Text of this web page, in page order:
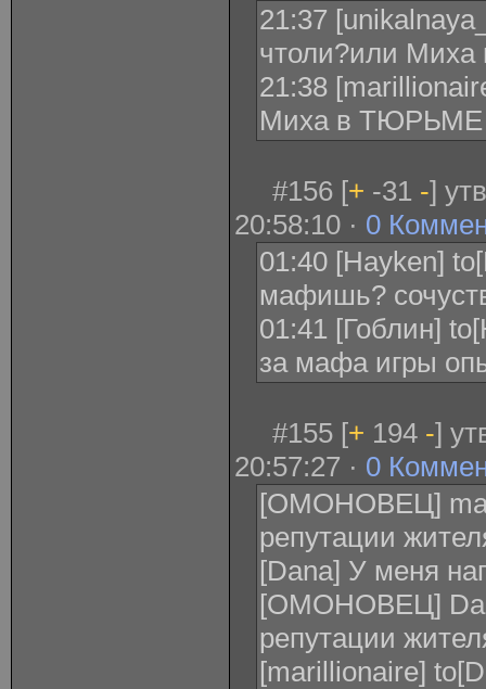
21:37
чтоли?или Миха
21:38
Миха в ТЮРЬМЕ
#156 [+ -31 -]
20:58:10 · 0
01:40 [Hayken]
мафишь?
01:41 [Гоблин]
за мафа игры
#155 [+ 194 -]
20:57:27 · 0
[ОМОНОВЕЦ]
репутации
[Dana] У меня
[ОМОНОВЕЦ]
репутации
[marillionaire]